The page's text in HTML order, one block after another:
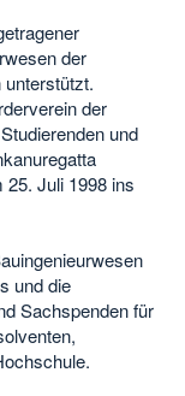
der
der
und
25. Juli 1998 ins
und die
Sachspenden für